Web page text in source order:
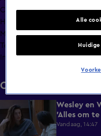
Clips
Hoe is het nu met?
Macdate met Nick Eshuis
Terugblik
Info
Clips
0:26
Wesley en
'Alles om
Vandaag, 14:47
Alle
Huidige